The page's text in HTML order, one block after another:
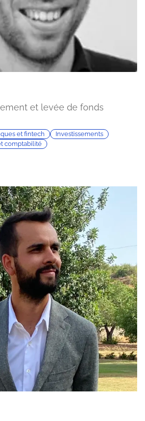
et levée de fonds
et fintech
Investissements
comptabilité